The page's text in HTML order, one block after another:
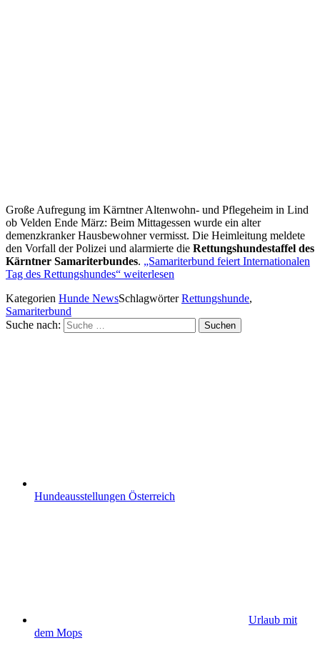
Große Aufregung im Kärntner Altenwohn- und Pflegeheim in Lind
ob Velden Ende März: Beim Mittagessen wurde ein alter
demenzkranker Hausbewohner vermisst. Die Heimleitung meldete
den Vorfall der Polizei und alarmierte die Rettungshundestaffel des
Kärntner Samariterbundes. „Samariterbund feiert Internationalen
Tag des Rettungshundes“ weiterlesen
Kategorien Hunde NewsSchlagwörterRettungshunde,
Samariterbund
Suche nach:
Suchen
Hundeausstellungen Österreich
Urlaub mit
dem Mops